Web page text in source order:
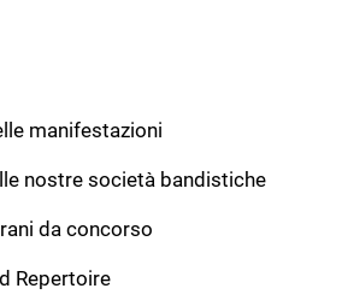
manifestazioni
nostre società bandistiche
da concorso
Repertoire
Rattaggi, Luigi
CB
Verlag: Emil